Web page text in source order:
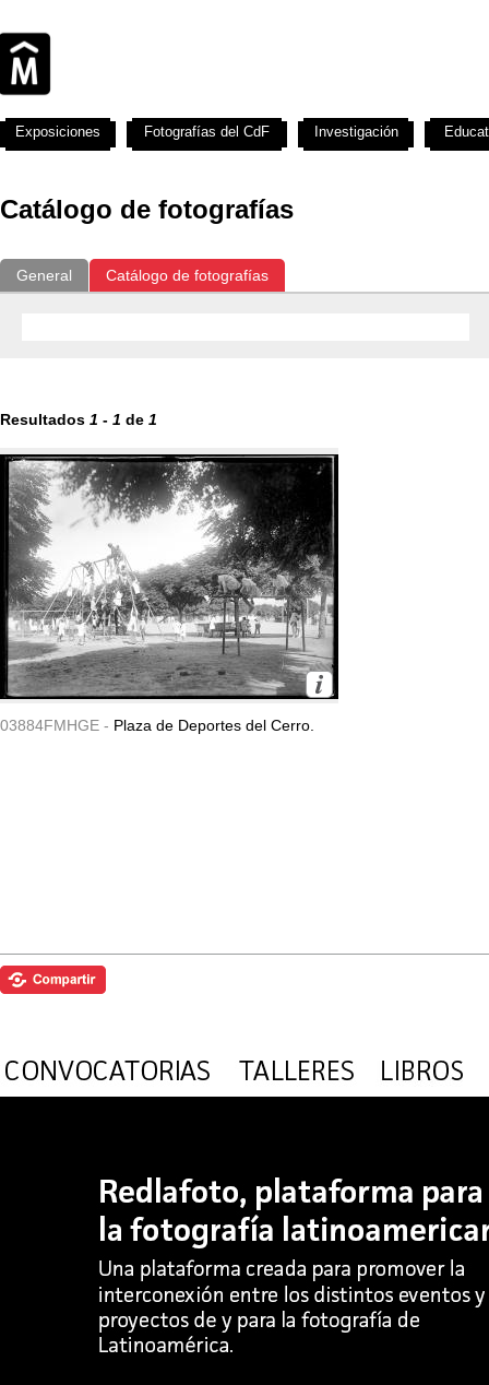
Catálogo de fotografías
General Catálogo de fotografías
Resultados 1 - 1 de 1
03884FMHGE - Plaza de Deportes del Cerro.
Exposiciones Fotografías del CdF Investigación